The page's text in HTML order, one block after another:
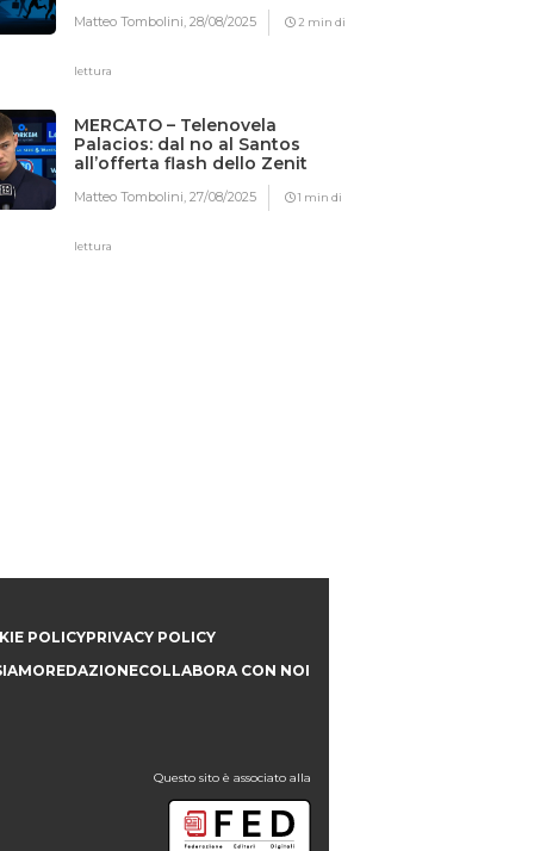
Matteo Tombolini,28/08/2025 2 min di
lettura
MERCATO – Telenovela
Palacios: dal no al Santos
all’offerta flash dello Zenit
Matteo Tombolini,27/08/2025 1 min di
lettura
POLICYPRIVACY POLICY
REDAZIONECOLLABORA CON NOI
Questo sito è associato alla